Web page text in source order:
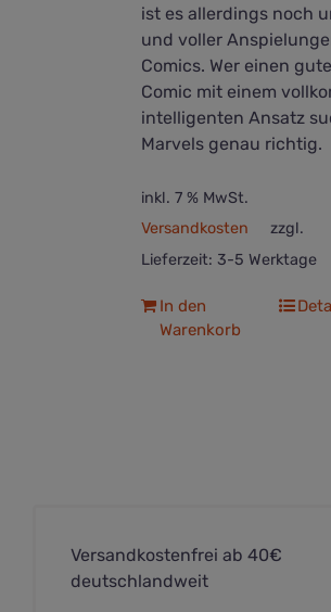
ist es allerdings noch
und voller
Comics. Wer einen
Comic mit einem
intelligenten Ansatz
Marvels genau richtig.
inkl. 7 % MwSt.
zzgl.
Versandkosten
Lieferzeit: 3-5 Werktage
In den
Warenkorb
Versandkostenfrei ab 40€
deutschlandweit